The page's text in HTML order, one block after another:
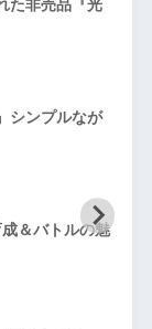
た非売品『光
シンプルなが
＆バトルの魅